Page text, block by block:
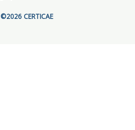
©2026 CERTICAE